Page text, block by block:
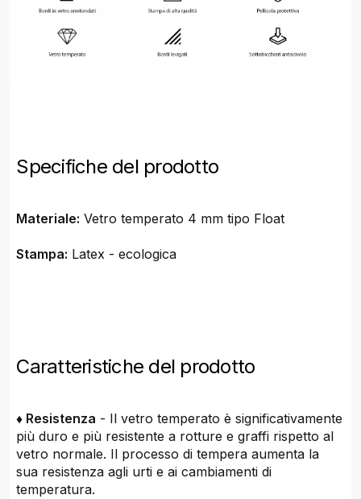
Specifiche del prodotto
Materiale: Vetro temperato 4 mm tipo Float
Stampa: Latex - ecologica
Caratteristiche del prodotto
♦ Resistenza - Il vetro temperato è significativamente
più duro e più resistente a rotture e graffi rispetto al
vetro normale. Il processo di tempera aumenta la
sua resistenza agli urti e ai cambiamenti di
temperatura.